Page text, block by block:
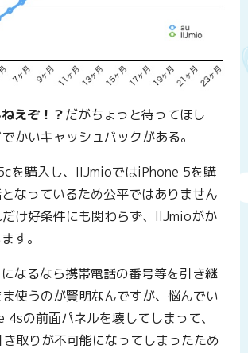
えぞ！？だがちょっと待ってほし
かいキャッシュバックがある。
を購入し、IIJmioではiPhone 5を購
なっているため公平ではありません
け好条件にも関わらず、IIJmioがか
す。
なるなら携帯電話の番号等を引き継
使うのが賢明なんですが、悩んでい
4sの前面パネルを壊してしまって、
取りが不可能になってしまったため